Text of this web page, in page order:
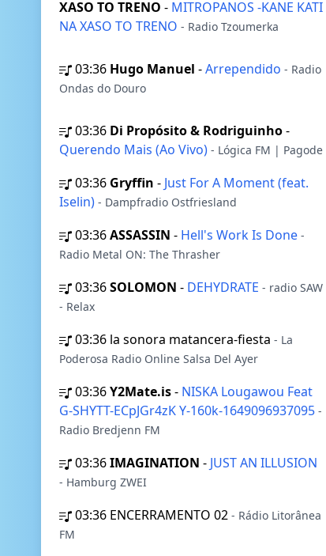
XASO TO TRENO - MITROPANOS -KANE KATI
NA XASO TO TRENO - Radio Tzoumerka
03:36 Hugo Manuel -Arrependido - Radio
Ondas do Douro
03:36 Di Propósito & Rodriguinho-
Querendo Mais (Ao Vivo) - Lógica FM | Pagode
03:36 Gryffin - Just For A Moment (feat.
Iselin) - Dampfradio Ostfriesland
03:36ASSASSIN - Hell's Work Is Done -
Radio Metal ON: The Thrasher
03:36SOLOMON - DEHYDRATE - radio SAW
- Relax
03:36 la sonora matancera-fiesta - La
Poderosa Radio Online Salsa Del Ayer
03:36Y2Mate.is- NISKA Lougawou Feat
G-SHYTT-ECpJGr4zK Y-160k-1649096937095 -
Radio Bredjenn FM
03:36IMAGINATION - JUST AN ILLUSION
- Hamburg ZWEI
03:36 ENCERRAMENTO 02 - Rádio Litorânea
FM